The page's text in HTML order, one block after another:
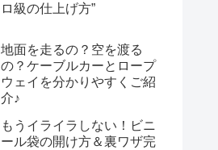
ロ級の仕上げ方”
地面を走るの？空を渡る
の？ケーブルカーとロープ
ウェイを分かりやすくご紹
介♪
もうイライラしない！ビニ
ール袋の開け方＆裏ワザ完